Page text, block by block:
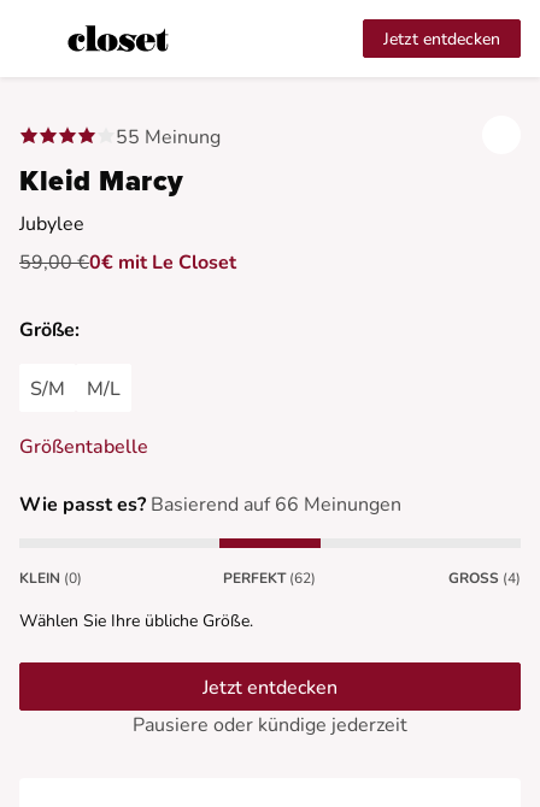
Jetzt entdecken
55 Meinung
Kleid Marcy
Jubylee
59,00 €0€ mit Le Closet
Größe:
S/M M/L
Größentabelle
Wie passt es? Basierend auf 66 Meinungen
KLEIN (0) PERFEKT (62) GROSS (4)
Wählen Sie Ihre übliche Größe.
Jetzt entdecken
Pausiere oder kündige jederzeit